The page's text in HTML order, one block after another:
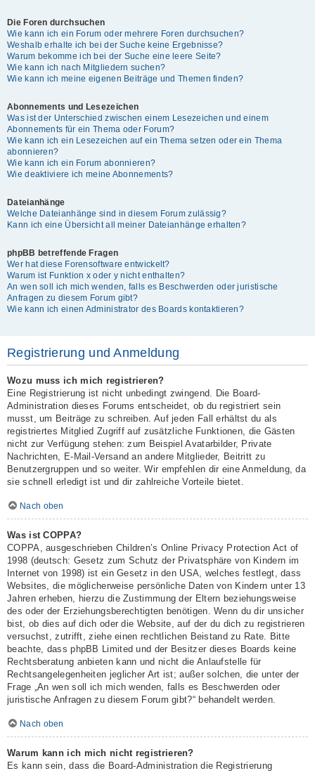
Die Foren durchsuchen
Wie kann ich ein Forum oder mehrere Foren durchsuchen?
Weshalb erhalte ich bei der Suche keine Ergebnisse?
Warum bekomme ich bei der Suche eine leere Seite?
Wie kann ich nach Mitgliedern suchen?
Wie kann ich meine eigenen Beiträge und Themen finden?
Abonnements und Lesezeichen
Was ist der Unterschied zwischen einem Lesezeichen und einem
Abonnements für ein Thema oder Forum?
Wie kann ich ein Lesezeichen auf ein Thema setzen oder ein Thema
abonnieren?
Wie kann ich ein Forum abonnieren?
Wie deaktiviere ich meine Abonnements?
Dateianhänge
Welche Dateianhänge sind in diesem Forum zulässig?
Kann ich eine Übersicht all meiner Dateianhänge erhalten?
phpBB betreffende Fragen
Wer hat diese Forensoftware entwickelt?
Warum ist Funktion x oder y nicht enthalten?
An wen soll ich mich wenden, falls es Beschwerden oder juristische
Anfragen zu diesem Forum gibt?
Wie kann ich einen Administrator des Boards kontaktieren?
Registrierung und Anmeldung
Wozu muss ich mich registrieren?
Eine Registrierung ist nicht unbedingt zwingend. Die Board-
Administration dieses Forums entscheidet, ob du registriert sein
musst, um Beiträge zu schreiben. Auf jeden Fall erhältst du als
registriertes Mitglied Zugriff auf zusätzliche Funktionen, die Gästen
nicht zur Verfügung stehen: zum Beispiel Avatarbilder, Private
Nachrichten, E-Mail-Versand an andere Mitglieder, Beitritt zu
Benutzergruppen und so weiter. Wir empfehlen dir eine Anmeldung, da
sie schnell erledigt ist und dir zahlreiche Vorteile bietet.
Nach oben
Was ist COPPA?
COPPA, ausgeschrieben Children’s Online Privacy Protection Act of
1998 (deutsch: Gesetz zum Schutz der Privatsphäre von Kindern im
Internet von 1998) ist ein Gesetz in den USA, welches festlegt, dass
Websites, die möglicherweise persönliche Daten von Kindern unter 13
Jahren erheben, hierzu die Zustimmung der Eltern beziehungsweise
des oder der Erziehungsberechtigten benötigen. Wenn du dir unsicher
bist, ob dies auf dich oder die Website, auf der du dich zu registrieren
versuchst, zutrifft, ziehe einen rechtlichen Beistand zu Rate. Bitte
beachte, dass phpBB Limited und der Besitzer dieses Boards keine
Rechtsberatung anbieten kann und nicht die Anlaufstelle für
Rechtsangelegenheiten jeglicher Art ist; außer solchen, die unter der
Frage „An wen soll ich mich wenden, falls es Beschwerden oder
juristische Anfragen zu diesem Forum gibt?“ behandelt werden.
Nach oben
Warum kann ich mich nicht registrieren?
Es kann sein, dass die Board-Administration die Registrierung